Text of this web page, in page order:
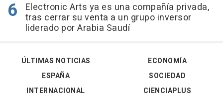
Electronic Arts ya es una compañía privada,
tras cerrar su venta a un grupo inversor
liderado por Arabia Saudí
ÚLTIMAS NOTICIAS
ESPAÑA
INTERNACIONAL
ECONOMÍA
SOCIEDAD
CIENCIAPLUS